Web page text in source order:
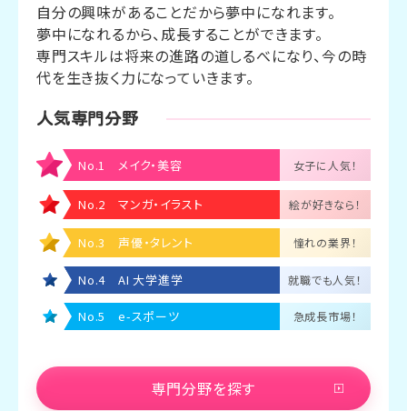
自分の興味があることだから夢中になれます。
夢中になれるから、成長することができます。
専門スキルは将来の進路の道しるべになり、今の時
代を生き抜く力になっていきます。
人気専門分野
No.1 メイク・美容 女子に人気！
No.2 マンガ・イラスト 絵が好きなら！
No.3 声優・タレント 憧れの業界！
No.4 AI 大学進学 就職でも人気！
No.5 e-スポーツ 急成長市場！
専門分野を探す